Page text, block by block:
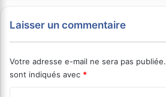
Laisser un commentaire
Votre adresse e-mail ne sera pas publiée.
sont indiqués avec *